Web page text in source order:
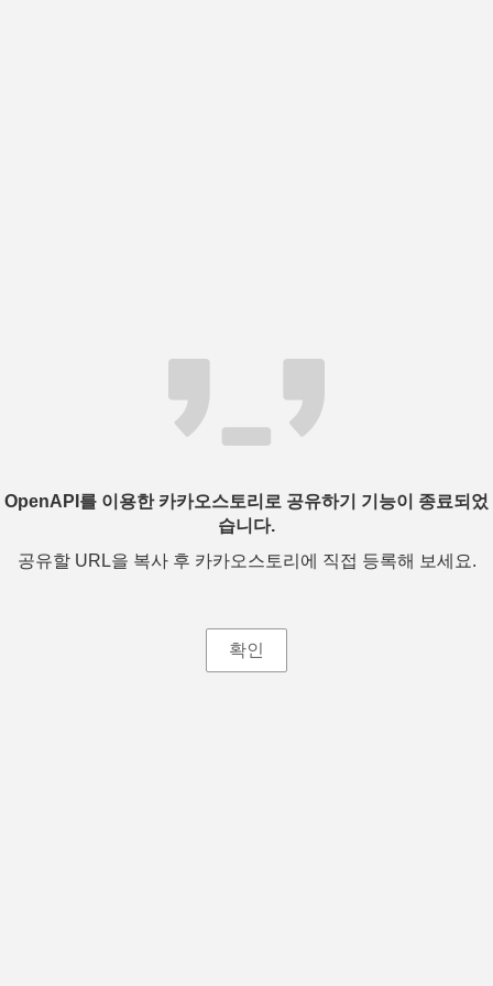
OpenAPI를 이용한 카카오스토리로 공유하기 기능이 종료되었
습니다.
공유할 URL을 복사 후 카카오스토리에 직접 등록해 보세요.
확인